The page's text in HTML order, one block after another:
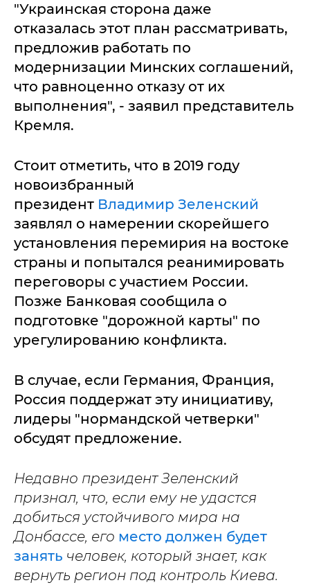
"Украинская сторона даже
отказалась этот план рассматривать,
предложив работать по
модернизации Минских соглашений,
что равноценно отказу от их
выполнения", - заявил представитель
Кремля.
Стоит отметить, что в 2019 году
новоизбранный
президент Владимир Зеленский
заявлял о намерении скорейшего
установления перемирия на востоке
страны и попытался реанимировать
переговоры с участием России.
Позже Банковая сообщила о
подготовке "дорожной карты" по
урегулированию конфликта.
В случае, если Германия, Франция,
Россия поддержат эту инициативу,
лидеры "нормандской четверки"
обсудят предложение.
Недавно президент Зеленский
признал, что, если ему не удастся
добиться устойчивого мира на
Донбассе, его место должен будет
занять человек, который знает, как
вернуть регион под контроль Киева.